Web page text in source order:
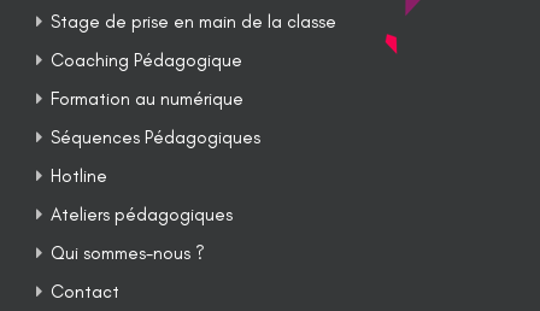
Stage de prise en main de la classe
Coaching Pédagogique
Formation au numérique
Séquences Pédagogiques
Hotline
Ateliers pédagogiques
Qui sommes-nous ?
Contact